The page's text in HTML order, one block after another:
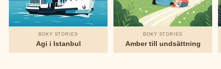
BOKY STORIES
Agi i Istanbul
BOKY STORIES
Amber till undsättning